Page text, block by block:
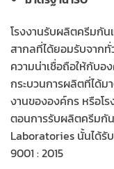
โรงงานรับผลิตครีมกัน
สากลที่ได้ยอมรับจากทั่
ความน่าเชื่อถือให้กับอ
กระบวนการผลิตที่ได้ม
งานขององค์กร หรือโ
ตอนการรับผลิตครีมกั
Laboratories นั้นได้รับ
9001 : 2015